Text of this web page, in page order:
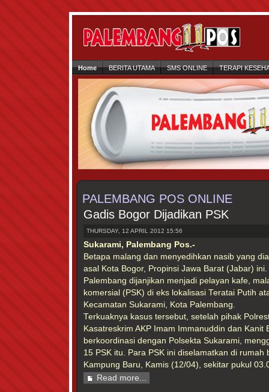
Home BERITA UTAMA SMS ONLINE TERAPI
PALEMBANG POS ONLINE
Gadis Bogor Dijadikan PSK
THURSDAY, 12 APRIL 2012 15:56
Sukarami, Palembang Pos.-
Betapa malang dan menyedihkan nasib yang
asal Kota Bogor, Propinsi Jawa Barat (Jabar)
Palembang dijanjikan menjadi pelayan kafe,
komersial (PSK) di eks lokalisasi Teratai Putih
Kecamatan Sukarami, Kota Palembang.
Terkuaknya kasus tersebut, setelah pihak
Kasatreskrim AKP Imam Immanuddin dan Kanit
berkoordinasi dengan Polsekta Sukarami,
15 PSK itu. Para PSK ini diselamatkan di rumah
Kampung Baru, Kamis (12/04), sekitar pukul
Read more...